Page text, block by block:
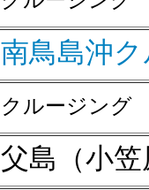
南鳥島沖
クルージング
父島（小